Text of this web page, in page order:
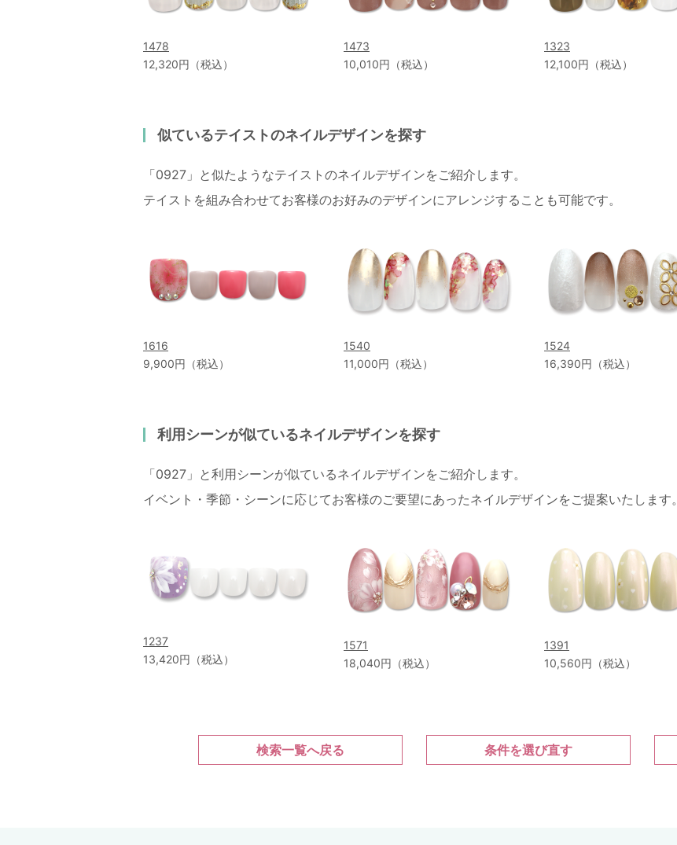
1478
12,320円（税込）
1473
10,010円（税込）
1323
12,100円（税込）
似ているテイストのネイルデザインを探す
「0927」と似たようなテイストのネイルデザインをご紹介します。
テイストを組み合わせてお客様のお好みのデザインにアレンジすることも可能です。
1616
9,900円（税込）
1540
11,000円（税込）
1524
16,390円（税込）
利用シーンが似ているネイルデザインを探す
「0927」と利用シーンが似ているネイルデザインをご紹介します。
イベント・季節・シーンに応じてお客様のご要望にあったネイルデザインをご提案いたします。
1237
13,420円（税込）
1571
18,040円（税込）
1391
10,560円（税込）
検索一覧へ戻る 条件を選び直す